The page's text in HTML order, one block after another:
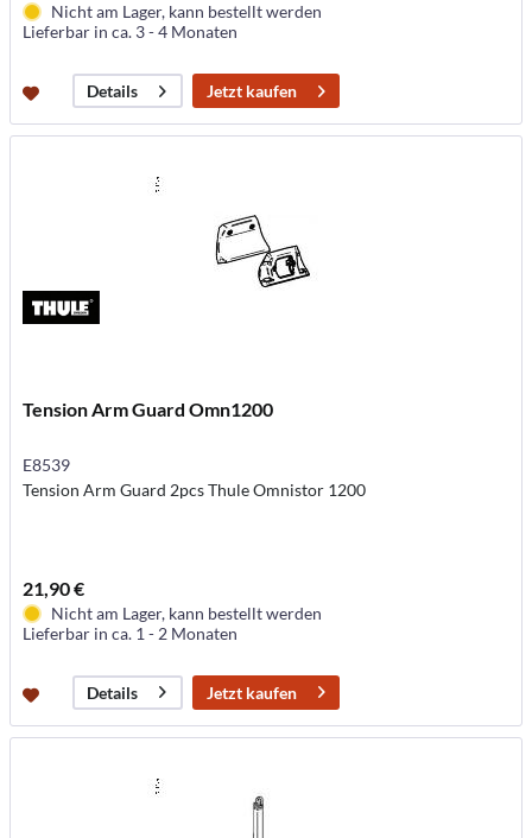
Nicht am Lager, kann bestellt werden
Lieferbar in ca. 3 - 4 Monaten
Details Jetzt kaufen
Tension Arm Guard Omn1200
E8539
Tension Arm Guard 2pcs Thule Omnistor 1200
21,90 €
Nicht am Lager, kann bestellt werden
Lieferbar in ca. 1 - 2 Monaten
Details Jetzt kaufen